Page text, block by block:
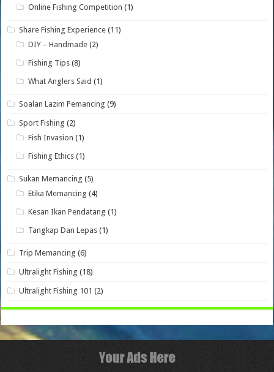
Online Fishing Competition (1)
Share Fishing Experience (11)
DIY – Handmade (2)
Fishing Tips (8)
What Anglers Said (1)
Soalan Lazim Pemancing (9)
Sport Fishing (2)
Fish Invasion (1)
Fishing Ethics (1)
Sukan Memancing (5)
Etika Memancing (4)
Kesan Ikan Pendatang (1)
Tangkap Dan Lepas (1)
Trip Memancing (6)
Ultralight Fishing (18)
Ultralight Fishing 101 (2)